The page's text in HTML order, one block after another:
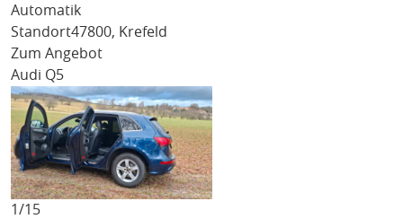
Automatik
Standort47800, Krefeld
Zum Angebot
Audi Q5
1/15